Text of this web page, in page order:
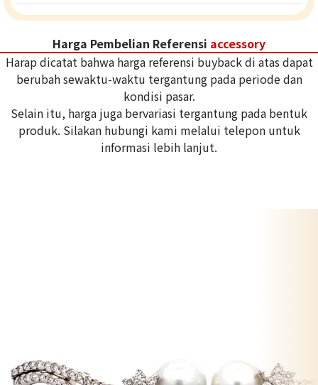
Harga Pembelian Referensi accessory
Harap dicatat bahwa harga referensi buyback di atas dapat
berubah sewaktu-waktu tergantung pada periode dan
kondisi pasar.
Selain itu, harga juga bervariasi tergantung pada bentuk
produk. Silakan hubungi kami melalui telepon untuk
informasi lebih lanjut.